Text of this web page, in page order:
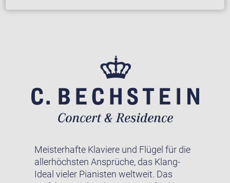
Meisterhafte Klaviere und Flügel für die
allerhöchsten Ansprüche, das Klang-
Ideal vieler Pianisten weltweit. Das